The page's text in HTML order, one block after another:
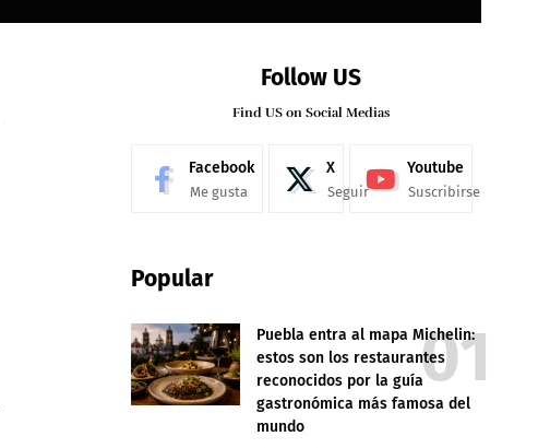
Follow US
Find US on Social Medias
Facebook
Me gusta
X
Seguir
Youtube
Suscribirse
Popular
Puebla entra al mapa Michelin:
estos son los restaurantes
reconocidos por la guía
gastronómica más famosa del
mundo